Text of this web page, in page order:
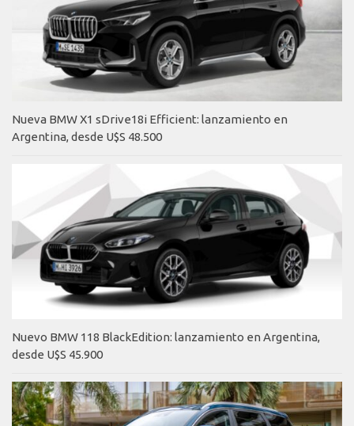
Nueva BMW X1 sDrive18i Efficient: lanzamiento en
Argentina, desde U$S 48.500
Nuevo BMW 118 BlackEdition: lanzamiento en Argentina,
desde U$S 45.900